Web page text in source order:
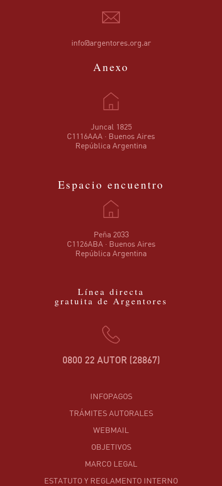
info@argentores.org.ar
Anexo
Juncal 1825
C1116AAA · Buenos Aires
República Argentina
Espacio encuentro
Peña 2033
C1126ABA · Buenos Aires
República Argentina
Línea directa
gratuita de Argentores
0800 22 AUTOR (28867)
INFOPAGOS
TRÁMITES AUTORALES
WEBMAIL
OBJETIVOS
MARCO LEGAL
ESTATUTO Y REGLAMENTO INTERNO